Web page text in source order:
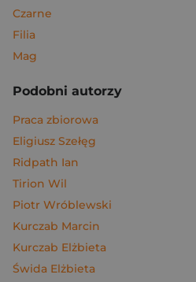
Czarne
Filia
Mag
Podobni autorzy
Praca zbiorowa
Eligiusz Szełęg
Ridpath Ian
Tirion Wil
Piotr Wróblewski
Kurczab Marcin
Kurczab Elżbieta
Świda Elżbieta